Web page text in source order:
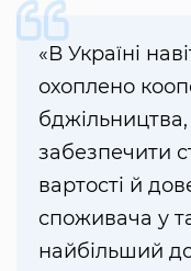
«В Україні
охоплено
забезпечити
вартості й
споживача у
найбільший